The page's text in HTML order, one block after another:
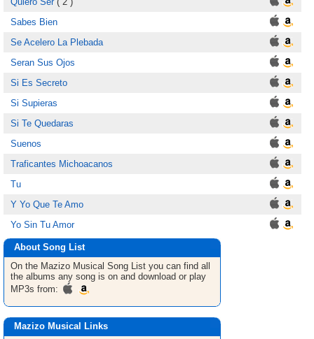
Sabes Bien
Se Acelero La Plebada
Seran Sus Ojos
Si Es Secreto
Si Supieras
Si Te Quedaras
Suenos
Traficantes Michoacanos
Tu
Y Yo Que Te Amo
Yo Sin Tu Amor
About Song List
On the Mazizo Musical Song List you can find all
the albums any song is on and download or play
MP3s from:
Mazizo Musical Links